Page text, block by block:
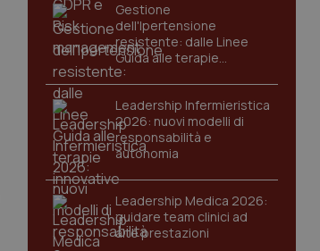
Gestione
dell'Ipertensione
resistente: dalle Linee
Guida alle terapie
innovative
Leadership Infermieristica
2026: nuovi modelli di
responsabilità e
autonomia
Leadership Medica 2026:
guidare team clinici ad
alte prestazioni